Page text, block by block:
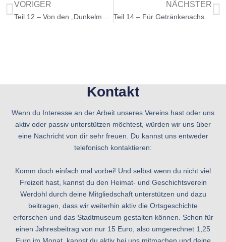
VORIGER
Teil 12 – Von den „Dunkelmänner“ Werdohls
NÄCHSTER
Teil 14 – Für Getränkenachschub wurde eine Flagge gehisst
Kontakt
Wenn du Interesse an der Arbeit unseres Vereins hast oder uns
aktiv oder passiv unterstützen möchtest, würden wir uns über
eine Nachricht von dir sehr freuen. Du kannst uns entweder
telefonisch kontaktieren:
Komm doch einfach mal vorbei! Und selbst wenn du nicht viel
Freizeit hast, kannst du den Heimat- und Geschichtsverein
Werdohl durch deine Mitgliedschaft unterstützen und dazu
beitragen, dass wir weiterhin aktiv die Ortsgeschichte
erforschen und das Stadtmuseum gestalten können. Schon für
einen Jahresbeitrag von nur 15 Euro, also umgerechnet 1,25